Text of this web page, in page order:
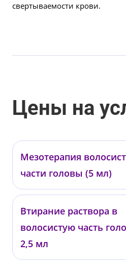
свертываемости крови.
Цены на
Мезотерапия
части головы (5 мл)
001447
от 6 200 ₽
Втирание раствора в
волосистую часть
2,5 мл